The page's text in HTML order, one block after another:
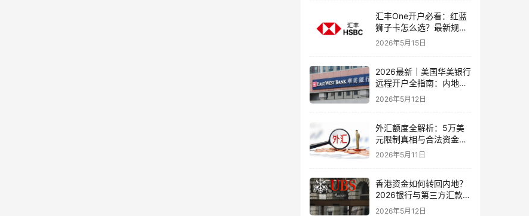
汇丰One开户必看：红蓝
狮子卡怎么选？最新规则
+补办攻略+5个避坑指南
2026年5月15日
2026最新｜美国华美银行
远程开户全指南：内地居
民足不出户办理美股与跨
境账户实操解析
2026年5月12日
外汇额度全解析：5万美
元限制真相与合法资金出
境通道
2026年5月11日
香港资金如何转回内地？
2026银行与第三方汇款全
攻略
2026年5月12日